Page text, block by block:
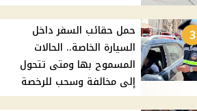
3
حمل حقائب السفر داخل
السيارة الخاصة.. الحالات
المسموح بها ومتى تتحول
إلى مخالفة وسحب للرخصة